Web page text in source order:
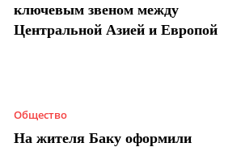
ключевым звеном между
Центральной Азией и Европой
Общество
На жителя Баку оформили